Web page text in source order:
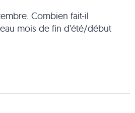
Combien fait-il
mois de fin d’été/début